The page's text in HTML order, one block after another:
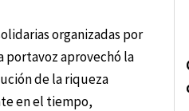
organizadas por
portavoz aprovechó la
de la riqueza
en el tiempo,